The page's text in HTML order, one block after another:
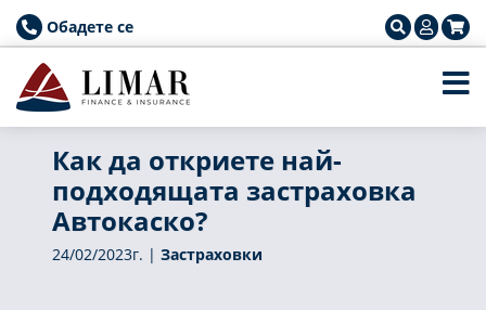
Обадете се
Как да откриете най-
подходящата застраховка
Автокаско?
24/02/2023г. | Застраховки